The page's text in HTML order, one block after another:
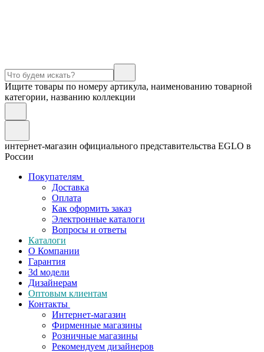
Ищите товары по номеру артикула, наименованию товарной
категории, названию коллекции
интернет-магазин официального представительства EGLO в
России
Покупателям
Доставка
Оплата
Как оформить заказ
Электронные каталоги
Вопросы и ответы
Каталоги
О Компании
Гарантия
3d модели
Дизайнерам
Оптовым клиентам
Контакты
Интернет-магазин
Фирменные магазины
Розничные магазины
Рекомендуем дизайнеров